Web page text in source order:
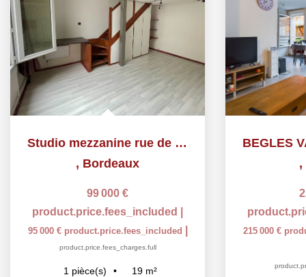
Studio mezzanine rue de la Rousselle
, Bordeaux
99 000 €
product.price.fees_included
95 000 € product.price.fees_included
product.price.fees_charges.full
1 pièce(s) 19 m²
,
215 000 €